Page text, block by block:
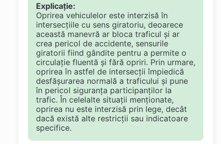
Explicație:
Oprirea vehiculelor este interzisă în
intersecțiile cu sens giratoriu, deoarece
această manevră ar bloca traficul și ar
crea pericol de accidente, sensurile
giratorii fiind gândite pentru a permite o
circulație fluentă și fără opriri. Prin urmare,
oprirea în astfel de intersecții împiedică
desfășurarea normală a traficului și pune
în pericol siguranța participanților la
trafic. În celelalte situații menționate,
oprirea nu este interzisă prin lege, decât
dacă există alte restricții sau indicatoare
specifice.